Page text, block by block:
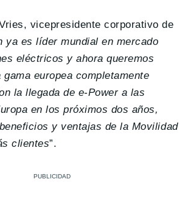
vicepresidente corporativo de
ya es líder mundial en mercado
eléctricos y ahora queremos
europea completamente
la llegada de e-Power a las
en los próximos dos años,
y ventajas de la Movilidad
clientes”.